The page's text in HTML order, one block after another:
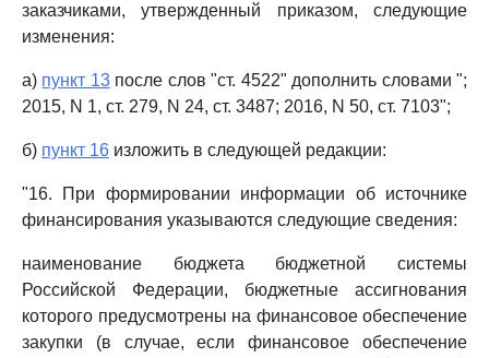
заказчиками, утвержденный приказом, следующие
изменения:
а) пункт 13после слов "ст. 4522" дополнить словами ";
2015, N 1, ст. 279, N 24, ст. 3487; 2016, N 50, ст. 7103";
б) пункт 16 изложить в следующей редакции:
"16. При формировании информации об источнике
финансирования указываются следующие сведения:
наименование бюджета бюджетной системы
Российской Федерации, бюджетные ассигнования
которого предусмотрены на финансовое обеспечение
закупки (в случае, если финансовое обеспечение